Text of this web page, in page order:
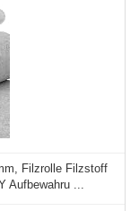
Filzrolle Filzstoff
Aufbewahru ...